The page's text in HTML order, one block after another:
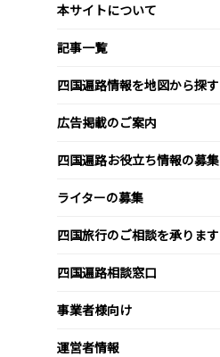
本サイトについて
記事一覧
四国遍路情報を地図から探す
広告掲載のご案内
四国遍路お役立ち情報の募集
ライターの募集
四国旅行のご相談を承ります
四国遍路相談窓口
事業者様向け
運営者情報